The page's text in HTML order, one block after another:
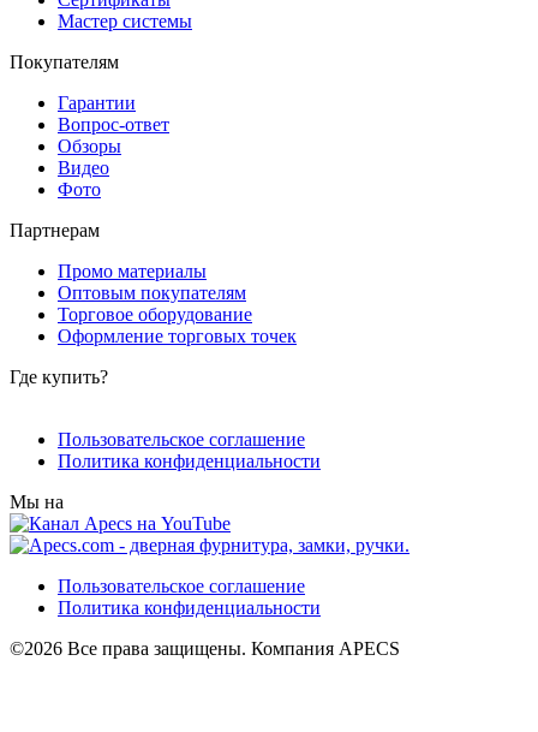
Мастер системы
Покупателям
Гарантии
Вопрос-ответ
Обзоры
Видео
Фото
Партнерам
Промо материалы
Оптовым покупателям
Торговое оборудование
Оформление торговых точек
Где купить?
Пользовательское соглашение
Политика конфиденциальности
Мы на
Пользовательское соглашение
Политика конфиденциальности
©2026 Все права защищены. Компания APECS